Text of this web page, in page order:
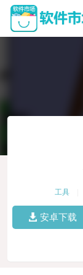
工具
安卓下载